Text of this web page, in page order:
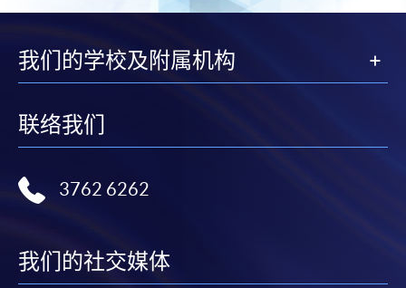
我们的学校及附属机构
联络我们
3762 6262
我们的社交媒体